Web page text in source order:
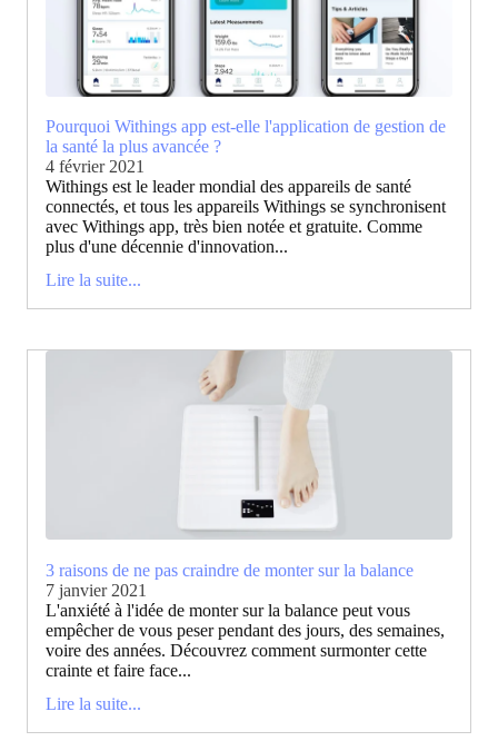
Pourquoi Withings app est-elle l'application de gestion de
la santé la plus avancée ?
4 février 2021
Withings est le leader mondial des appareils de santé
connectés, et tous les appareils Withings se synchronisent
avec Withings app, très bien notée et gratuite. Comme
plus d'une décennie d'innovation...
Lire la suite...
3 raisons de ne pas craindre de monter sur la balance
7 janvier 2021
L'anxiété à l'idée de monter sur la balance peut vous
empêcher de vous peser pendant des jours, des semaines,
voire des années. Découvrez comment surmonter cette
crainte et faire face...
Lire la suite...